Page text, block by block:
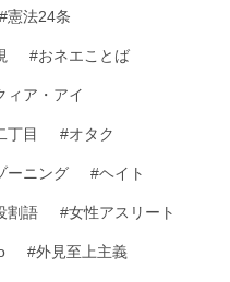
#憲法24条
#おネエことば
ィア・アイ
丁目 #オタク
ーニング #ヘイト
割語 #女性アスリート
#外見至上主義